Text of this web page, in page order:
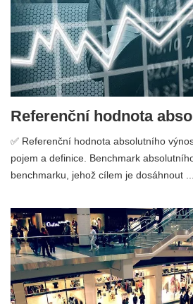
Referenční hodnota
✅ Referenční hodnota absolutního
pojem a definice. Benchmark
benchmarku, jehož cílem je dosáhnout